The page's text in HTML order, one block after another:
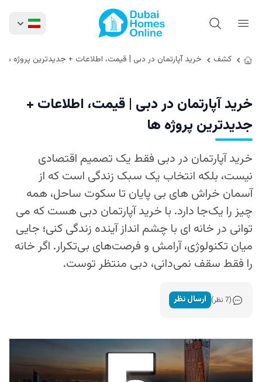
کشف خرید آپارتمان در دبی | قیمت، اطلاعات + جدیدترین پروژه ها
خرید آپارتمان در دبی | قیمت، اطلاعات +
جدیدترین پروژه ها
خرید آپارتمان در دبی فقط یک تصمیم اقتصادی
نیست، بلکه انتخاب یک سبک زندگی‌ است که از
آسمان‌ خراش‌ های بی‌ پایان تا سکوت ساحل، همه
چیز را یک‌جا دارد. با خرید آپارتمان دبی هست که می‌
توانی در خانه‌ ای با چشم‌ انداز آینده زندگی کنی؛ جایی
میان تکنولوژی، آرامش و فرصت‌های بی‌تکرار. اگر خانه
را فقط سقف نمی‌دانی، دبی منتظر توست.
(7 نظر) ارسال نظر